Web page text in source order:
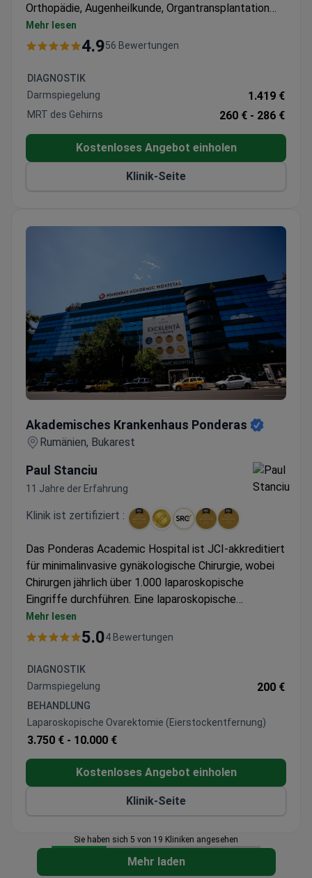
Orthopädie, Augenheilkunde, Organtransplantation
und plastische Chirurgie spezialisiert.
Hub Hospitalsbehandelt sowohl Erwachsene als
Europa und dem Commonwealth, den GUS-Staaten
und den Staaten der Arabischen Liga die Klinik.
Mehr lesen
4.956 Bewertungen
DIAGNOSTIK
Darmspiegelung
1.419 €
MRT des Gehirns 260 € - 286 €
Kostenloses Angebot einholen
Klinik-Seite
Akademisches Krankenhaus Ponderas
Rumänien, Bukarest
Paul Stanciu
11 Jahre der Erfahrung
Klinik ist zertifiziert :
Das Ponderas Academic Hospital ist JCI-akkreditiert
für minimalinvasive gynäkologische Chirurgie, wobei
Chirurgen jährlich über 1.000 laparoskopische
Eingriffe durchführen. Eine laparoskopische
Oophorektomie kostet in der Regel etwa 4.490 $ bis
11.970 $. Dr. Paul Stanciu, der weltweit erste
zwei Robotersystemen akkreditiert wurde, ist auf
komplexe minimalinvasive Eingriffe, einschließlich
Eierstockoperationen, spezialisiert. Seine
internationale Ausbildung umfasst das Royal
Marsden Hospital in Großbritannien.
Mehr lesen
5.04 Bewertungen
DIAGNOSTIK
Darmspiegelung
200 €
BEHANDLUNG
Laparoskopische Ovarektomie (Eierstockentfernung)
3.750 € - 10.000 €
Kostenloses Angebot einholen
Klinik-Seite
Sie haben sich 5 von 19 Kliniken angesehen
Mehr laden